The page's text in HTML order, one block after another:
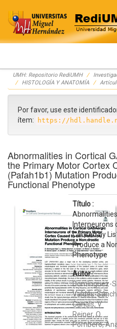
Skip
navigation
UMH: Repositorio RediUMH
HISTOLOGÍA Y ANATOMÍA
Por favor, use este
ítem:
https://
Abnormalities in Cortical
the Primary Motor Cortex
(Pafah1b1) Mutation
Functional Phenotype
Título :
Interneurons
Caused by
Produce a
Phenotype
Autor :
Domínguez-
Valdés-
Canals, V
Reiner, O
Pombero,